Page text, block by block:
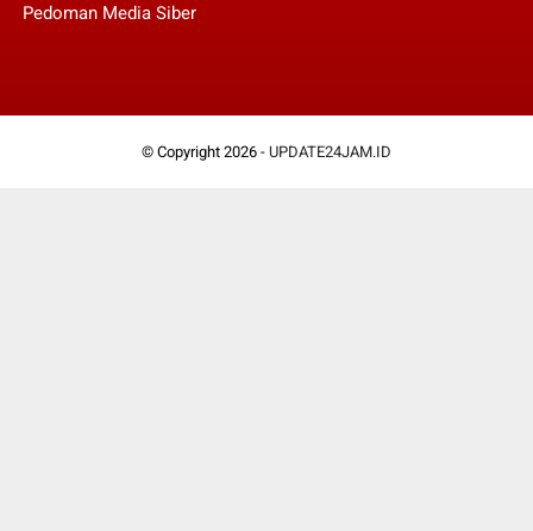
Pedoman Media Siber
© Copyright 2026 - UPDATE24JAM.ID